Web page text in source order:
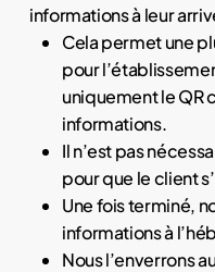
informations à leur
Cela permet une
pour
uniquement le QR
informations.
Il n’est pas
pour que le client
Une fois terminé,
informations à
Nous l’enverrons